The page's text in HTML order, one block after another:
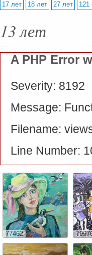
17 лет
18 лет 27 лет 121
13 лет
A PHP Error
Severity: 8192
Message:
Filename:
Line Number:
77462